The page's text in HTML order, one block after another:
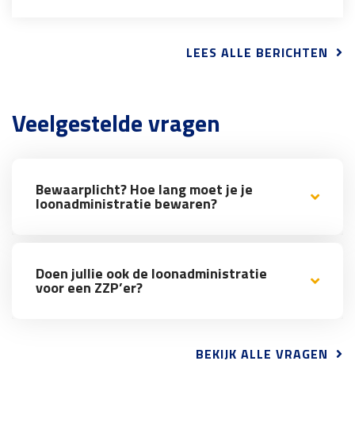
LEES ALLE BERICHTEN
Veelgestelde vragen
Bewaarplicht? Hoe lang moet je je
loonadministratie bewaren?
Doen jullie ook de loonadministratie
voor een ZZP’er?
BEKIJK ALLE VRAGEN